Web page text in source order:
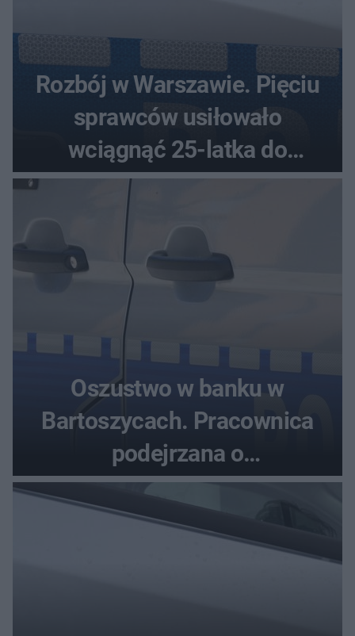
Rozbój w Warszawie. Pięciu
sprawców usiłowało
wciągnąć 25-latka do
samochodu
Oszustwo w banku w
Bartoszycach. Pracownica
podejrzana o
przywłaszczenie 470 000 zł